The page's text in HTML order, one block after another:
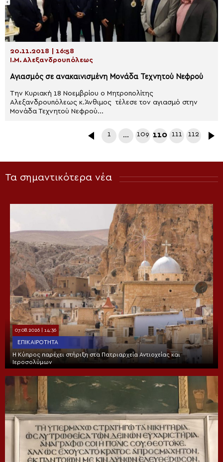
20.11.2018 | 16:58
Ι.Μ. Αλεξανδρουπόλεως
Αγιασμός σε ανακαινισμένη Μονάδα Τεχνητού Νεφρού
Την Κυριακή 18 Νοεμβρίου ο Μητροπολίτης
Αλεξανδρουπόλεως κ.Άνθιμος τέλεσε τον αγιασμό στην
Μονάδα Τεχνητού Νεφρού...
1 … 109 110 111 112
Τα σημαντικότερα νέα
07.08.2026 | 14:36
ΕΠΙΚΑΙΡΌΤΗΤΑ
Η Κύπρος παρέχει στήριξη στα Πατριαρχεία Αντιοχείας και
Ιεροσολύμων